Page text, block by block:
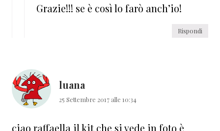
Grazie!!! se è così lo farò anch’io!
Rispondi
luana
25 Settembre 2017 alle 10:34
ciao raffaella il kit che si vede in foto è